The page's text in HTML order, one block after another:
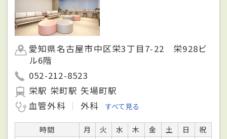
愛知県名古屋市中区栄3丁目7-22 栄928ビ
ル6階
052-212-8523
栄駅 栄町駅 矢場町駅
血管外科
外科 すべて見る
時間 月 火 水 木 金 土 日
祝